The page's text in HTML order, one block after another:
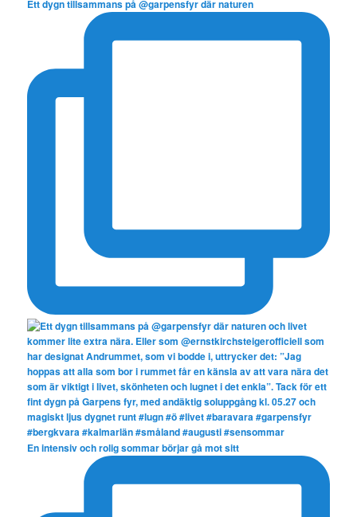
Ett dygn tillsammans på @garpensfyr där naturen
En intensiv och rolig sommar börjar gå mot sitt